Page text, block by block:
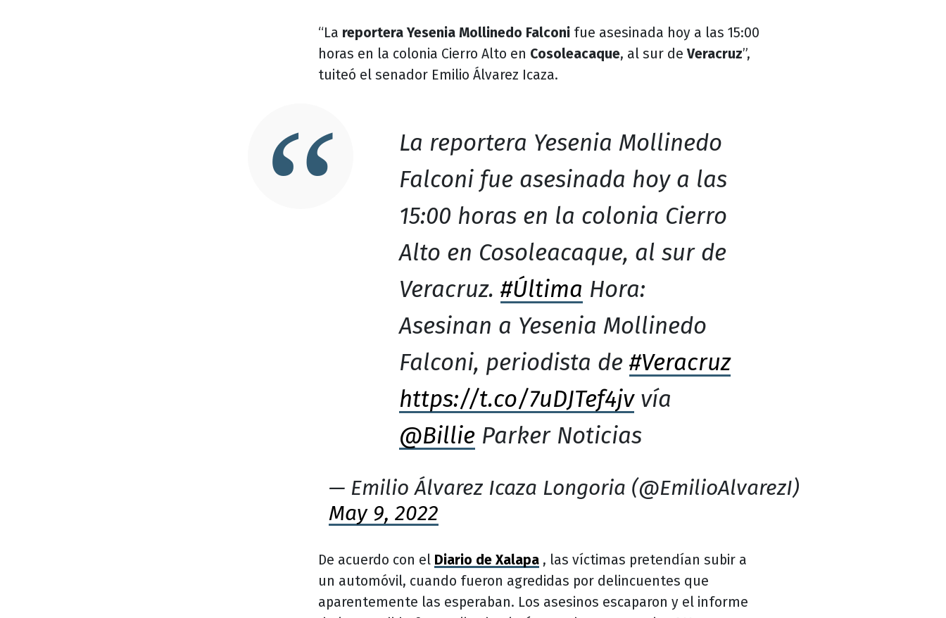
“La reportera Yesenia Mollinedo Falconifue asesinada hoy a las 15:00
horas en la colonia Cierro Alto en Cosoleacaque, al sur deVeracruz”,
tuiteó el senador Emilio Álvarez Icaza.
La reportera Yesenia Mollinedo
Falconi fue asesinada hoy a las
15:00 horas en la colonia Cierro
Alto en Cosoleacaque, al sur de
Veracruz. #Última Hora:
Asesinan a Yesenia Mollinedo
Falconi, periodista de #Veracruz
https://t.co/7uDJTef4jvvía
@BillieParker Noticias
— Emilio Álvarez Icaza Longoria (@EmilioAlvarezI)
May 9, 2022
De acuerdo con el Diario de Xalapa, las víctimas pretendían subir a
un automóvil, cuando fueron agredidas por delincuentes que
aparentemente las esperaban. Los asesinos escaparon y el informe